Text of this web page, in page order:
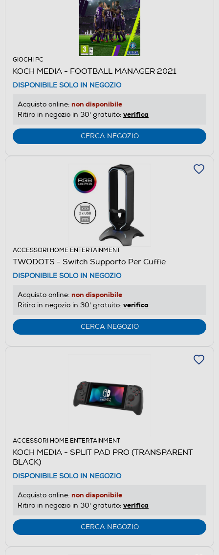
GIOCHI PC
KOCH MEDIA - FOOTBALL MANAGER 2021
DISPONIBILE SOLO IN NEGOZIO
Acquisto online: non disponibile
Ritiro in negozio in 30' gratuito: verifica
CERCA NEGOZIO
ACCESSORI HOME ENTERTAINMENT
TWODOTS - Switch Supporto Per Cuffie
DISPONIBILE SOLO IN NEGOZIO
Acquisto online: non disponibile
Ritiro in negozio in 30' gratuito: verifica
CERCA NEGOZIO
ACCESSORI HOME ENTERTAINMENT
KOCH MEDIA - SPLIT PAD PRO (TRANSPARENT
BLACK)
DISPONIBILE SOLO IN NEGOZIO
Acquisto online: non disponibile
Ritiro in negozio in 30' gratuito: verifica
CERCA NEGOZIO